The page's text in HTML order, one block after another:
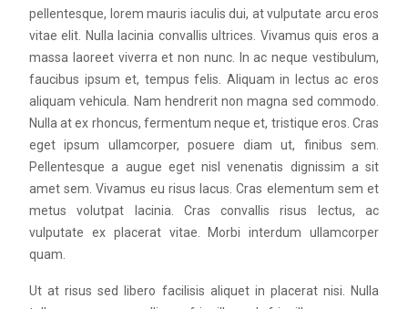
pellentesque, lorem mauris iaculis dui, at vulputate arcu eros
vitae elit. Nulla lacinia convallis ultrices. Vivamus quis eros a
massa laoreet viverra et non nunc. In ac neque vestibulum,
faucibus ipsum et, tempus felis. Aliquam in lectus ac eros
aliquam vehicula. Nam hendrerit non magna sed commodo.
Nulla at ex rhoncus, fermentum neque et, tristique eros. Cras
eget ipsum ullamcorper, posuere diam ut, finibus sem.
Pellentesque a augue eget nisl venenatis dignissim a sit
amet sem. Vivamus eu risus lacus. Cras elementum sem et
metus volutpat lacinia. Cras convallis risus lectus, ac
vulputate ex placerat vitae. Morbi interdum ullamcorper
quam.
Ut at risus sed libero facilisis aliquet in placerat nisi. Nulla